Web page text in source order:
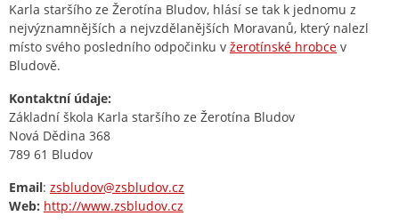
Karla staršího ze Žerotína Bludov, hlásí se tak k jednomu z
nejvýznamnějších a nejvzdělanějších Moravanů, který nalezl
místo svého posledního odpočinku v žerotínské hrobce v
Bludově.
Kontaktní údaje:
Základní škola Karla staršího ze Žerotína Bludov
Nová Dědina 368
789 61 Bludov
Email: zsbludov@zsbludov.cz
Web: http://www.zsbludov.cz